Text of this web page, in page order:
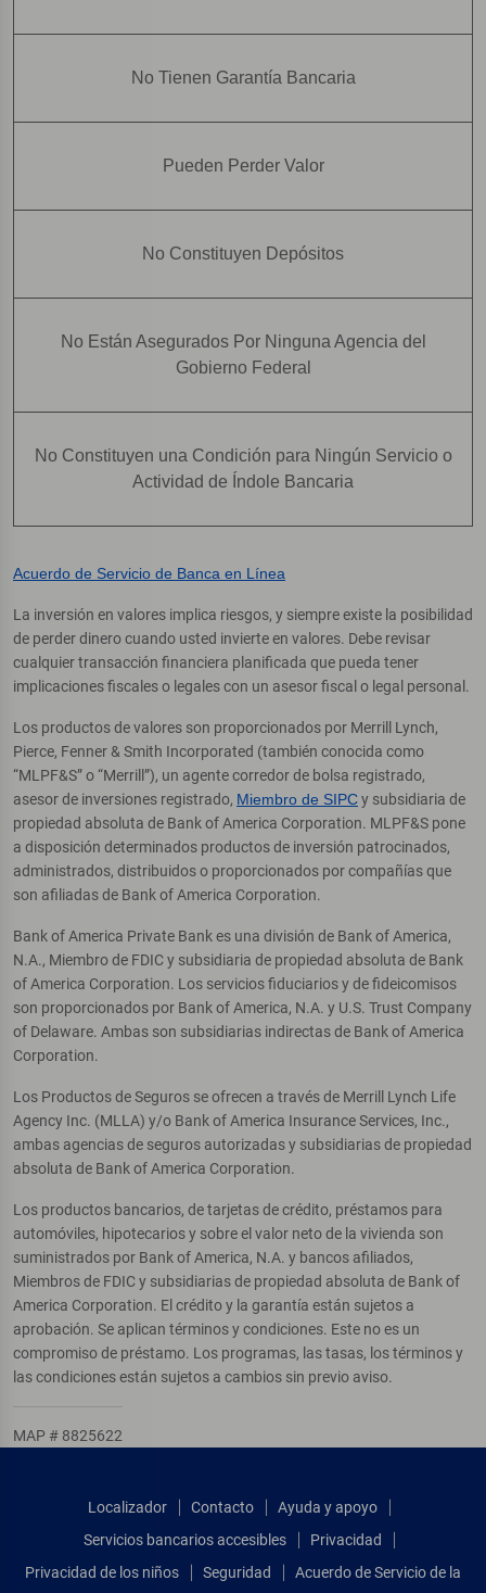
No Tienen Garantía Bancaria
Pueden Perder Valor
No Constituyen Depósitos
No Están Asegurados Por Ninguna Agencia del
Gobierno Federal
No Constituyen una Condición para Ningún Servicio o
Actividad de Índole Bancaria
Acuerdo de Servicio de Banca en Línea
La inversión en valores implica riesgos, y siempre existe la posibilidad
de perder dinero cuando usted invierte en valores. Debe revisar
cualquier transacción financiera planificada que pueda tener
implicaciones fiscales o legales con un asesor fiscal o legal personal.
Los productos de valores son proporcionados por Merrill Lynch,
Pierce, Fenner & Smith Incorporated (también conocida como
“MLPF&S” o “Merrill”), un agente corredor de bolsa registrado,
asesor de inversiones registrado, Miembro de SIPCy subsidiaria de
propiedad absoluta de Bank of America Corporation. MLPF&S pone
a disposición determinados productos de inversión patrocinados,
administrados, distribuidos o proporcionados por compañías que
son afiliadas de Bank of America Corporation.
Bank of America Private Bank es una división de Bank of America,
N.A., Miembro de FDIC y subsidiaria de propiedad absoluta de Bank
of America Corporation. Los servicios fiduciarios y de fideicomisos
son proporcionados por Bank of America, N.A. y U.S. Trust Company
of Delaware. Ambas son subsidiarias indirectas de Bank of America
Corporation.
Los Productos de Seguros se ofrecen a través de Merrill Lynch Life
Agency Inc. (MLLA) y/o Bank of America Insurance Services, Inc.,
ambas agencias de seguros autorizadas y subsidiarias de propiedad
absoluta de Bank of America Corporation.
Los productos bancarios, de tarjetas de crédito, préstamos para
automóviles, hipotecarios y sobre el valor neto de la vivienda son
suministrados por Bank of America, N.A. y bancos afiliados,
Miembros de FDIC y subsidiarias de propiedad absoluta de Bank of
America Corporation. El crédito y la garantía están sujetos a
aprobación. Se aplican términos y condiciones. Este no es un
compromiso de préstamo. Los programas, las tasas, los términos y
las condiciones están sujetos a cambios sin previo aviso.
MAP # 8825622
Localizador Contacto
Ayuda y apoyo
Servicios bancarios accesibles
Privacidad
Privacidad de los niños
Seguridad Acuerdo de Servicio de la